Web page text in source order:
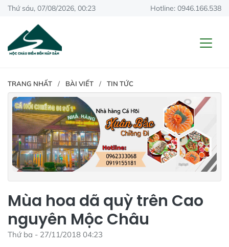
Thứ sáu, 07/08/2026, 00:23 Hotline: 0946.166.538
TRANG NHẤT BÀI VIẾT TIN TỨC
Mùa hoa dã quỳ trên Cao
nguyên Mộc Châu
Thứ ba - 27/11/2018 04:23